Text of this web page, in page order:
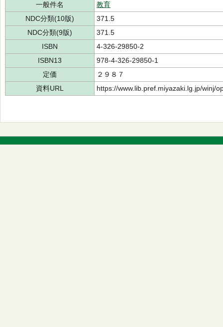
一般件名
教育
NDC分類(10版)
371.5
NDC分類(9版)
371.5
ISBN
4-326-29850-2
ISBN13
978-4-326-29850-1
定価
２９８７
資料URL
https://www.lib.pref.miyazaki.lg.jp/winj/